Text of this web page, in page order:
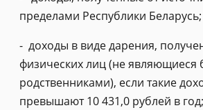
пределами Республики Беларусь;
- доходы в виде дарения,
физических лиц (не являющиеся
родственниками), если такие
превышают 10 431,0 рублей в год;